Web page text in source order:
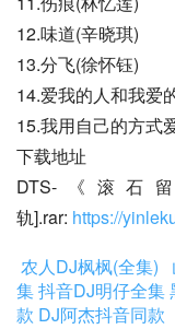
12.味道(辛晓琪)
13.分飞(徐怀钰)
14.爱我的人和我爱
15.我用自己的方式
下载地址
DTS-《滚石
轨].rar: https://
农人DJ枫枫(全集)
集抖音DJ明仔全集
款 DJ阿杰抖音同款